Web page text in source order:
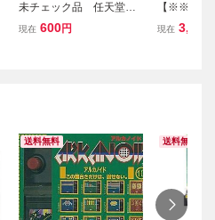
未チェック品 任天堂
ファミコン FC
現在 600円
【※※※】
現在 3,960
送料無料 送料無料